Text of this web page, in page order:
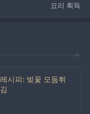
요리 획득
레시피: 벚꽃 모둠튀
김